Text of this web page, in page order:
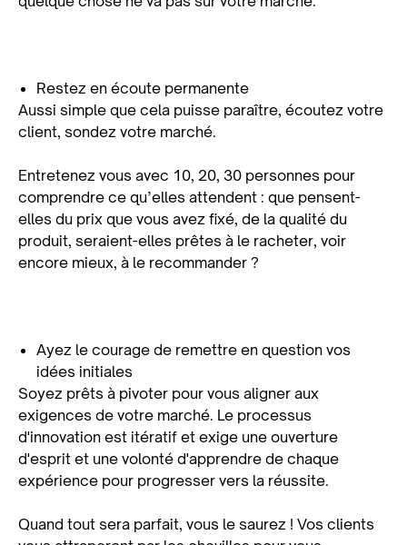
Restez en écoute permanente
Aussi simple que cela puisse paraître, écoutez votre
client, sondez votre marché.
Entretenez vous avec 10, 20, 30 personnes pour
comprendre ce qu’elles attendent : que pensent-
elles du prix que vous avez fixé, de la qualité du
produit, seraient-elles prêtes à le racheter, voir
encore mieux, à le recommander ?
Ayez le courage de remettre en question vos
idées initiales
Soyez prêts à pivoter pour vous aligner aux
exigences de votre marché. Le processus
d'innovation est itératif et exige une ouverture
d'esprit et une volonté d'apprendre de chaque
expérience pour progresser vers la réussite.
Quand tout sera parfait, vous le saurez ! Vos clients